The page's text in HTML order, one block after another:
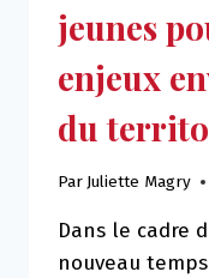
jeunes
enjeux
du
Par Juliette Magry
Dans le cadre
nouveau